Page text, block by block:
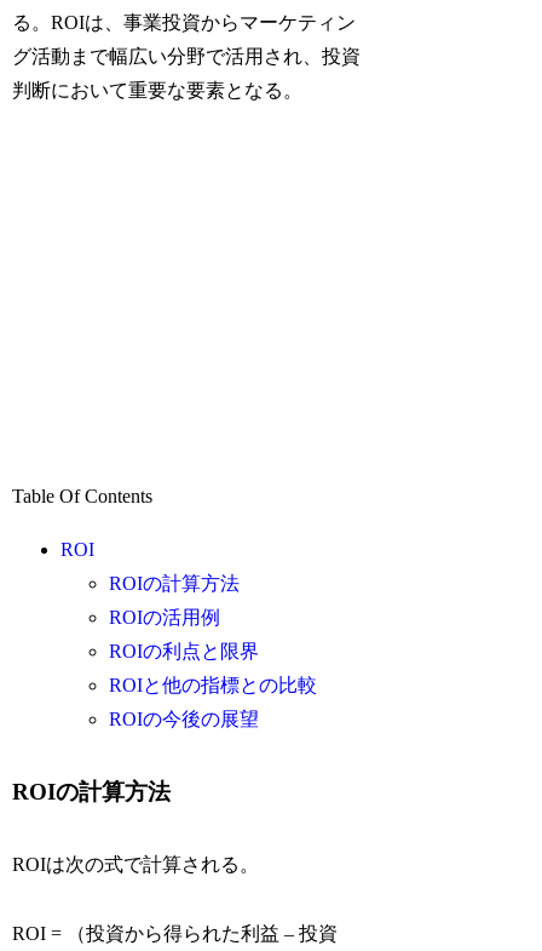
る。ROIは、事業投資からマーケティン
グ活動まで幅広い分野で活用され、投資
判断において重要な要素となる。
Table Of Contents
ROI
ROIの計算方法
ROIの活用例
ROIの利点と限界
ROIと他の指標との比較
ROIの今後の展望
ROIの計算方法
ROIは次の式で計算される。
ROI = （投資から得られた利益 – 投資